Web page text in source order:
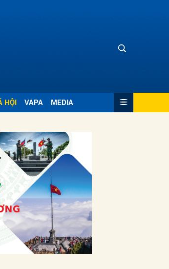
HỘI VAPA MEDIA